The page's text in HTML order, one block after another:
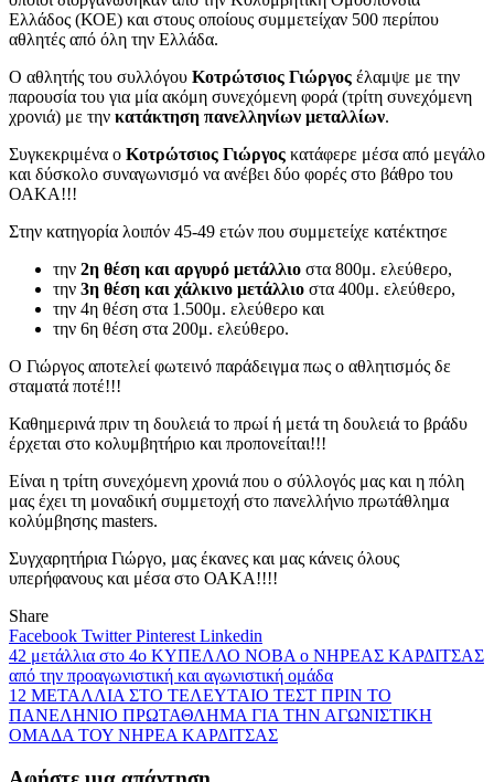
Ελλάδος (ΚΟΕ) και στους οποίους συμμετείχαν 500 περίπου
αθλητές από όλη την Ελλάδα.
Ο αθλητής του συλλόγου Κοτρώτσιος Γιώργος έλαμψε με την
παρουσία του για μία ακόμη συνεχόμενη φορά (τρίτη συνεχόμενη
χρονιά) με την κατάκτηση πανελληνίων μεταλλίων.
Συγκεκριμένα ο Κοτρώτσιος Γιώργος κατάφερε μέσα από μεγάλο
και δύσκολο συναγωνισμό να ανέβει δύο φορές στο βάθρο του
ΟΑΚΑ!!!
Στην κατηγορία λοιπόν 45-49 ετών που συμμετείχε κατέκτησε
την 2η θέση και αργυρό μετάλλιο στα 800μ. ελεύθερο,
την 3η θέση και χάλκινο μετάλλιο στα 400μ. ελεύθερο,
την 4η θέση στα 1.500μ. ελεύθερο και
την 6η θέση στα 200μ. ελεύθερο.
Ο Γιώργος αποτελεί φωτεινό παράδειγμα πως ο αθλητισμός δε
σταματά ποτέ!!!
Καθημερινά πριν τη δουλειά το πρωί ή μετά τη δουλειά το βράδυ
έρχεται στο κολυμβητήριο και προπονείται!!!
Είναι η τρίτη συνεχόμενη χρονιά που ο σύλλογός μας και η πόλη
μας έχει τη μοναδική συμμετοχή στο πανελλήνιο πρωτάθλημα
κολύμβησης masters.
Συγχαρητήρια Γιώργο, μας έκανες και μας κάνεις όλους
υπερήφανους και μέσα στο ΟΑΚΑ!!!!
Share
Facebook TwitterPinterest Linkedin
Πλοήγηση
άρθρων
42 μετάλλια στο 4ο ΚΥΠΕΛΛΟ ΝΟΒΑ ο ΝΗΡΕΑΣ ΚΑΡΔΙΤΣΑΣ
από την προαγωνιστική και αγωνιστική ομάδα
12 ΜΕΤΑΛΛΙΑ ΣΤΟ ΤΕΛΕΥΤΑΙΟ ΤΕΣΤ ΠΡΙΝ ΤΟ
ΠΑΝΕΛΗΝΙΟ ΠΡΩΤΑΘΛΗΜΑ ΓΙΑ ΤΗΝ ΑΓΩΝΙΣΤΙΚΗ
ΟΜΑΔΑ ΤΟΥ ΝΗΡΕΑ ΚΑΡΔΙΤΣΑΣ